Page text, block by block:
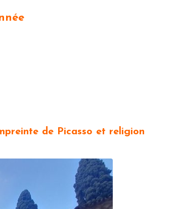
de Picasso et religion